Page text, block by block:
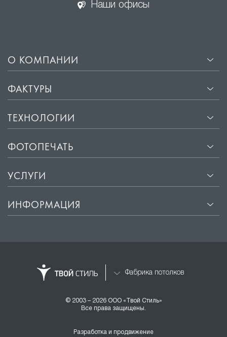
Наши офисы
О КОМПАНИИ
ФАКТУРЫ
ТЕХНОЛОГИИ
ФОТОПЕЧАТЬ
УСЛУГИ
ИНФОРМАЦИЯ
Фабрика потолков
© 2003 – 2026 ООО «Твой Стиль»
Все права защищены.
Разработка и продвижение